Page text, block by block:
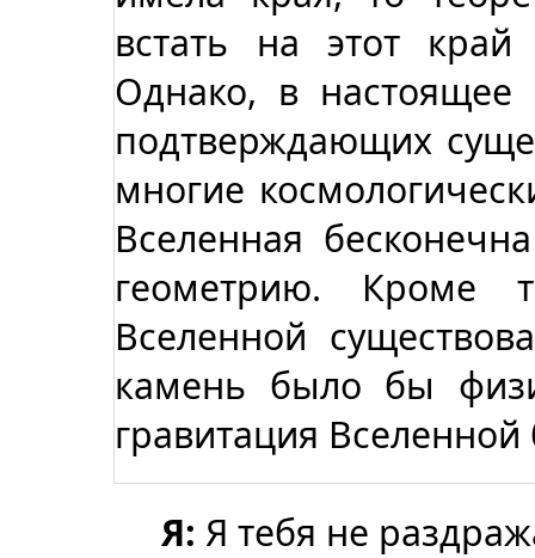
встать на этот
Однако, в
подтверждающих
многие
Вселенная
геометрию. Кроме
Вселенной
камень было бы
гравитация
Я: Я тебя не